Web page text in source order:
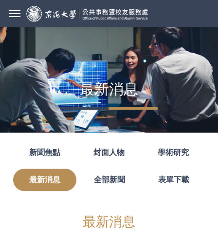
最新消息
新聞焦點 封面人物 學術研究
最新消息 全部新聞 表單下載
最新消息